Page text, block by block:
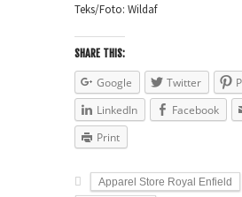
Teks/Foto: Wildaf
SHARE THIS:
Google Twitter
LinkedIn
Facebook
Print
Apparel Store Royal Enfield